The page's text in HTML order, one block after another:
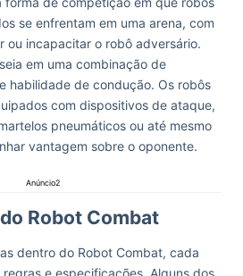
se enfrentam em uma arena, com
ou incapacitar o robô adversário.
em uma combinação de
habilidade de condução. Os robôs
com dispositivos de ataque,
pneumáticos ou até mesmo
vantagem sobre o oponente.
Anúncio2
Robot Combat
dentro do Robot Combat, cada
e especificações. Alguns dos